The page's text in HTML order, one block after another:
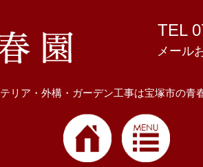
TEL
メール
リア・外構・ガーデン工事は宝塚市の青